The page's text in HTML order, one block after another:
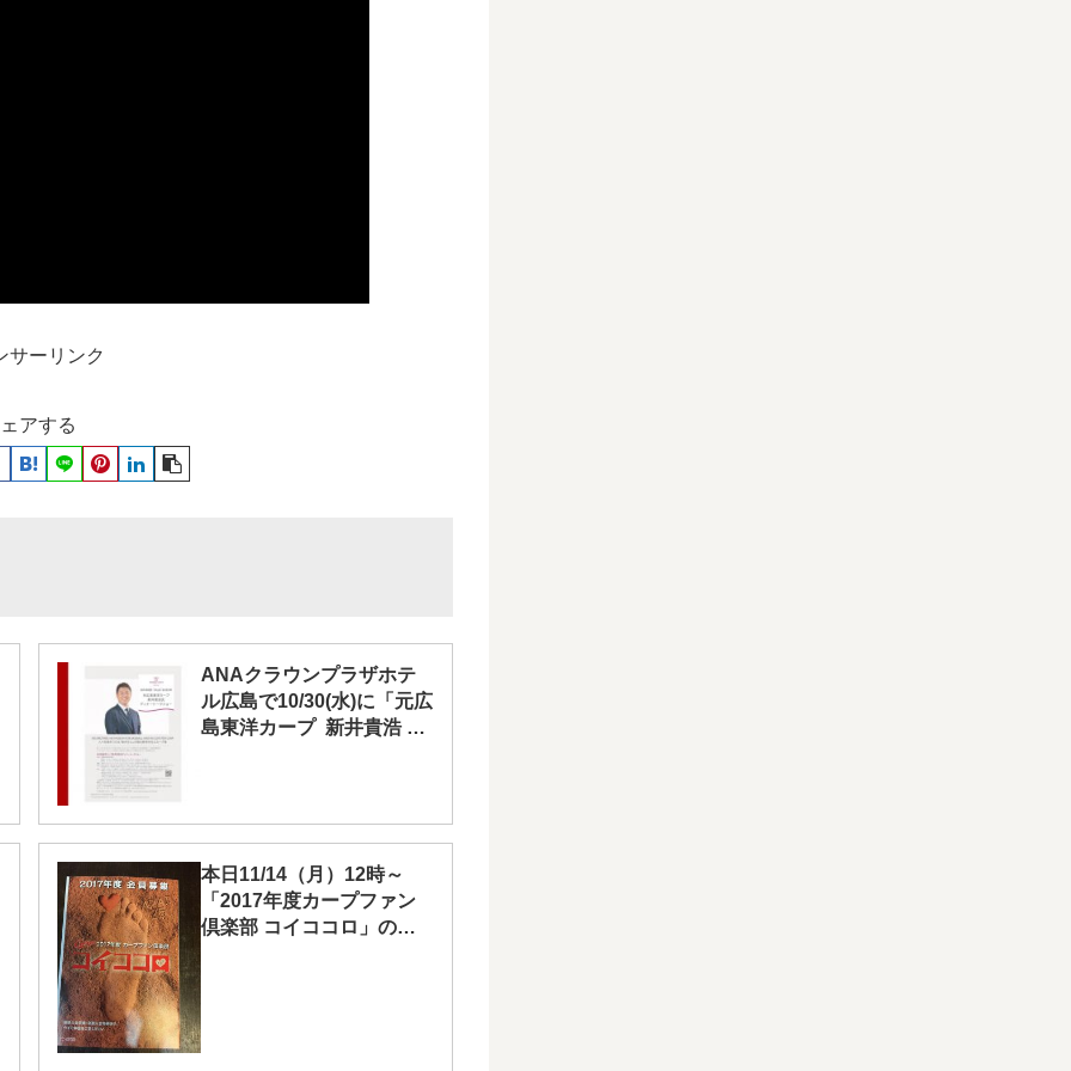
サーリンク
アする
ANAクラウンプラザホテ
ル広島で10/30(水)に「元広
島東洋カープ 新井貴浩 デ
本日11/14（月）12時～
「2017年度カープファン
倶楽部 コイココロ」の新